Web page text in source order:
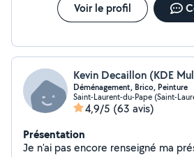
Voir le profil
Déménagement, Brico, Peinture
Saint-Laurent-du-Pape (Saint-
4,9/5 (63 avis)
Présentation
Je n'ai